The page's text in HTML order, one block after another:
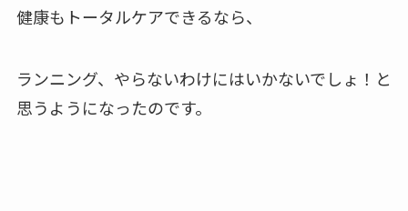
健康もトータルケアできるなら、
ランニング、やらないわけにはいかないでしょ！と
思うようになったのです。